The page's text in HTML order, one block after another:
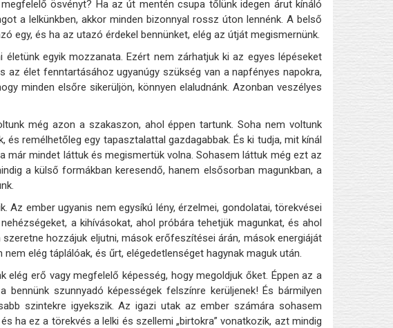
ösvényt? Ha az út mentén csupa tőlünk idegen árut kínáló
a lelkünkben, akkor minden bizonnyal rossz úton lennénk. A belső
egy, és ha az utazó érdekel bennünket, elég az útját megismernünk.
egyik mozzanata. Ezért nem zárhatjuk ki az egyes lépéseket
az élet fenntartásához ugyanúgy szükség van a napfényes napokra,
minden elsőre sikerüljön, könnyen elaludnánk. Azonban veszélyes
még azon a szakaszon, ahol éppen tartunk. Soha nem voltunk
remélhetőleg egy tapasztalattal gazdagabbak. És ki tudja, mit kínál
már mindet láttuk és megismertük volna. Sohasem láttuk még ezt az
a külső formákban keresendő, hanem elsősorban magunkban, a
Az ember ugyanis nem egysíkú lény, érzelmei, gondolatai, törekvései
a kihívásokat, ahol próbára tehetjük magunkat, és ahol
hozzájuk eljutni, mások erőfeszítései árán, mások energiáját
elég táplálóak, és űrt, elégedetlenséget hagynak maguk után.
erő vagy megfelelő képesség, hogy megoldjuk őket. Éppen az a
szunnyadó képességek felszínre kerüljenek! És bármilyen
szintekre igyekszik. Az igazi utak az ember számára sohasem
ha ez a törekvés a lelki és szellemi „birtokra” vonatkozik, azt mindig